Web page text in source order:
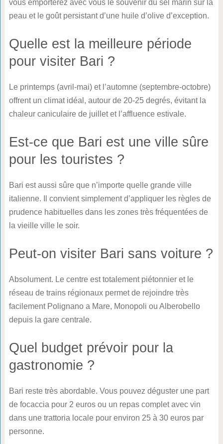
vous emporterez avec vous le souvenir du sel marin sur la
peau et le goût persistant d’une huile d’olive d’exception.
Quelle est la meilleure période
pour visiter Bari ?
Le printemps (avril-mai) et l’automne (septembre-octobre)
offrent un climat idéal, autour de 20-25 degrés, évitant la
chaleur caniculaire de juillet et l’affluence estivale.
Est-ce que Bari est une ville sûre
pour les touristes ?
Bari est aussi sûre que n’importe quelle grande ville
italienne. Il convient simplement d’appliquer les règles de
prudence habituelles dans les zones très fréquentées de
la vieille ville le soir.
Peut-on visiter Bari sans voiture ?
Absolument. Le centre est totalement piétonnier et le
réseau de trains régionaux permet de rejoindre très
facilement Polignano a Mare, Monopoli ou Alberobello
depuis la gare centrale.
Quel budget prévoir pour la
gastronomie ?
Bari reste très abordable. Vous pouvez déguster une part
de focaccia pour 2 euros ou un repas complet avec vin
dans une trattoria locale pour environ 25 à 30 euros par
personne.